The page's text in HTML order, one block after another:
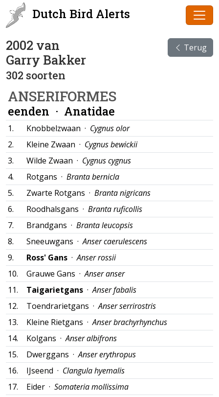
Dutch Bird Alerts
2002 van
Garry Bakker
302 soorten
Terug
ANSERIFORMES
eenden · Anatidae
1. Knobbelzwaan · Cygnus olor
2.
Kleine Zwaan · Cygnus bewickii
3.
Wilde Zwaan · Cygnus cygnus
4.
Rotgans · Branta bernicla
5.
Zwarte Rotgans · Branta nigricans
6.
Roodhalsgans · Branta ruficollis
7.
Brandgans · Branta leucopsis
8.
Sneeuwgans ·Anser caerulescens
9.
Ross' Gans ·Anser rossii
10.
Grauwe Gans ·Anser anser
11.
Taigarietgans ·Anser fabalis
12.
Toendrarietgans ·Anser serrirostris
13.
Kleine Rietgans ·Anser brachyrhynchus
14.
Kolgans ·Anser albifrons
15.
Dwerggans ·Anser erythropus
16.
IJseend · Clangula hyemalis
17.
Eider · Somateria mollissima